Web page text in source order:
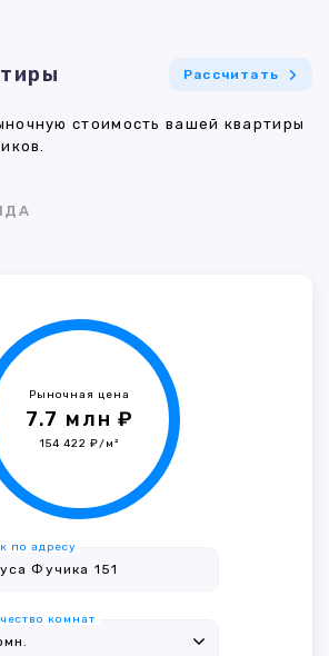
Рассчитать
стоимость вашей квартиры
Рыночная цена
7.7 млн ₽
154 422 ₽/м²
по адресу
комнат